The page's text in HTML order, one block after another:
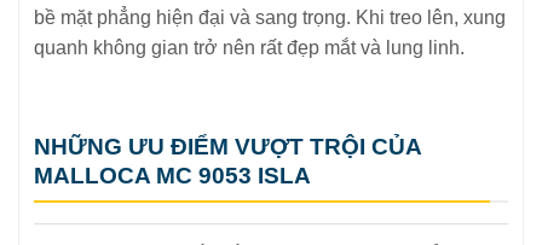
bề mặt phẳng hiện đại và sang trọng. Khi treo lên, xung
quanh không gian trở nên rất đẹp mắt và lung linh.
NHỮNG ƯU ĐIỂM VƯỢT TRỘI CỦA
MALLOCA MC 9053 ISLA